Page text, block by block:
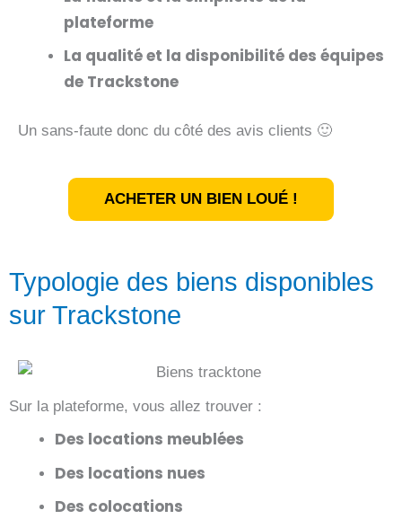
plateforme
La qualité et la disponibilité des équipes
de Trackstone
Un sans-faute donc du côté des avis clients 🙂
ACHETER UN BIEN LOUÉ !
Typologie des biens disponibles
sur Trackstone
Sur la plateforme, vous allez trouver :
Des locations meublées
Des locations nues
Des colocations